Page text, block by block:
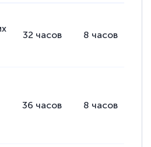
"Эксперт ЕГЭ по
литературе". Много
рекомендации,
подготовку
помогает пройти
Спасибо!
32 часов 8 часов
36 часов 8 часов